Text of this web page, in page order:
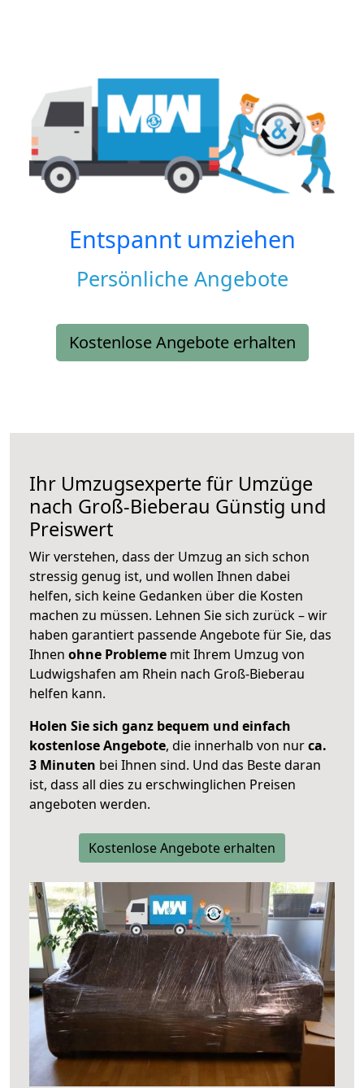
Entspannt umziehen
Persönliche Angebote
Kostenlose Angebote erhalten
Ihr Umzugsexperte für Umzüge
nach Groß-Bieberau Günstig und
Preiswert
Wir verstehen, dass der Umzug an sich schon
stressig genug ist, und wollen Ihnen dabei
helfen, sich keine Gedanken über die Kosten
machen zu müssen. Lehnen Sie sich zurück – wir
haben garantiert passende Angebote für Sie, das
Ihnen ohne Probleme mit Ihrem Umzug von
Ludwigshafen am Rhein nach Groß-Bieberau
helfen kann.
Holen Sie sich ganz bequem und einfach
kostenlose Angebote, die innerhalb von nurca.
3 Minuten bei Ihnen sind. Und das Beste daran
ist, dass all dies zu erschwinglichen Preisen
angeboten werden.
Kostenlose Angebote erhalten